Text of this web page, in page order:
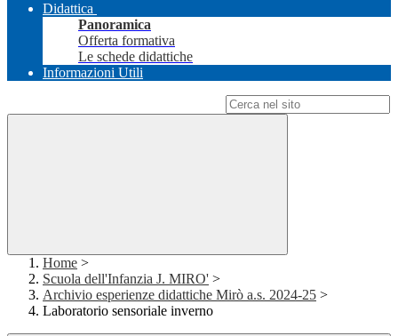
Didattica
Panoramica
Offerta formativa
Le schede didattiche
Informazioni Utili
Home >
Scuola dell'Infanzia J. MIRO' >
Archivio esperienze didattiche Mirò a.s. 2024-25 >
Laboratorio sensoriale inverno